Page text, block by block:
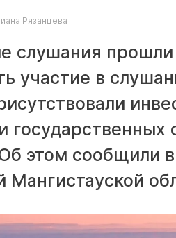
Рязанцева
слушания
участие в
этом сообщили
Мангистауской